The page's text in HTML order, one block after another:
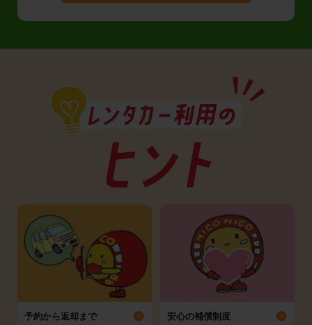
予約から返却まで 安心の補償制度